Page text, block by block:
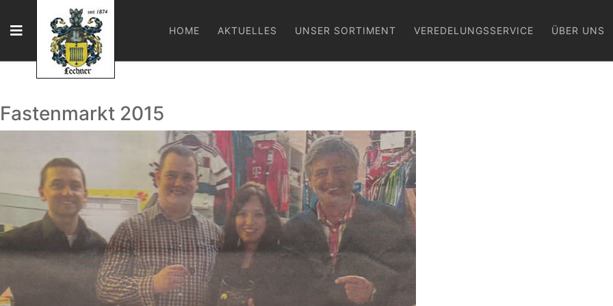
HOME AKTUELLES UNSER SORTIMENT VEREDELUNGSSERVICE ÜBER UNS
Fastenmarkt 2015